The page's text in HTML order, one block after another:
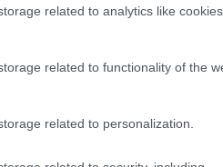
related to analytics like
related to functionality of the
related to personalization.
µε τις οποίες ζητείται
των νέων, κατά τεκµήριο,
ως
στις αρχές της χρηστής
ο οποίος ακολούθησε τις